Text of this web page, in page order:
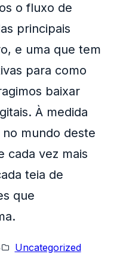
o fluxo de
principais
e uma que tem
para como
baixar
À medida
mundo deste
cada vez mais
teia de
que
Uncategorized